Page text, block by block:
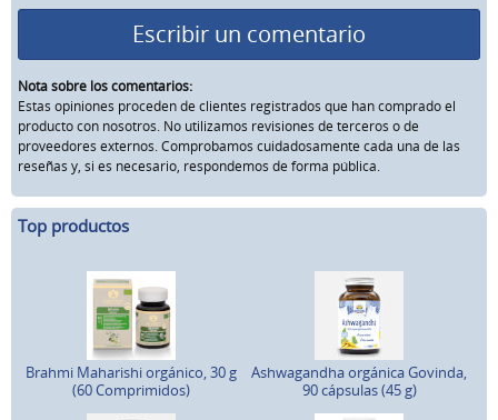
Escribir un comentario
Nota sobre los comentarios:
Estas opiniones proceden de clientes registrados que han comprado el
producto con nosotros. No utilizamos revisiones de terceros o de
proveedores externos. Comprobamos cuidadosamente cada una de las
reseñas y, si es necesario, respondemos de forma pública.
Top productos
Brahmi Maharishi orgánico, 30 g
(60 Comprimidos)
Ashwagandha orgánica Govinda,
90 cápsulas (45 g)